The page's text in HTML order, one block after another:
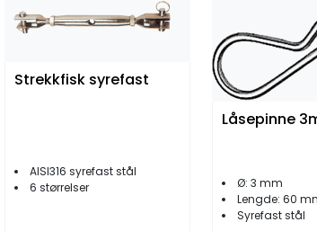
Strekkfisk syrefast
AISI316 syrefast stål
6 størrelser
Låsepinne
Ø: 3 mm
Lengde: 60
Syrefast stål